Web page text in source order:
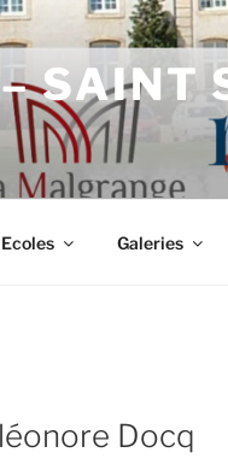
SAINT
Galeries
Docq